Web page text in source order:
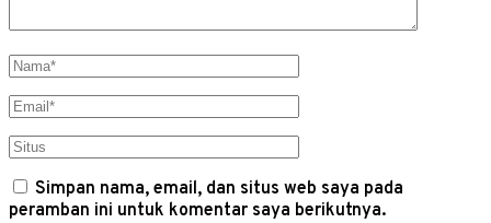
Simpan nama, email, dan situs web saya pada
peramban ini untuk komentar saya berikutnya.